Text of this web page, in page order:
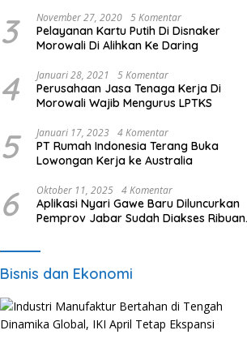
3 November 27, 2020 5 Komentar
Pelayanan Kartu Putih Di Disnaker
Morowali Di Alihkan Ke Daring
4 Januari 28, 2021 5 Komentar
Perusahaan Jasa Tenaga Kerja Di
Morowali Wajib Mengurus LPTKS
5 Januari 17, 2023 4 Komentar
PT Rumah Indonesia Terang Buka
Lowongan Kerja ke Australia
6 Oktober 11, 2025 4 Komentar
Aplikasi Nyari Gawe Baru Diluncurkan
Pemprov Jabar Sudah Diakses Ribuan
Bisnis dan Ekonomi